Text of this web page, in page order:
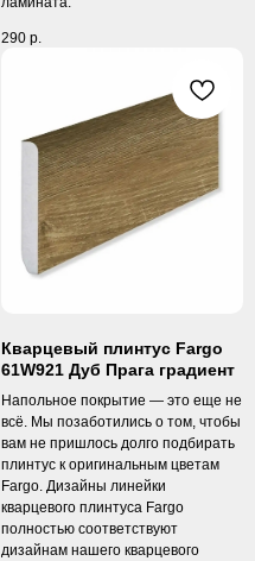
290 р.
Кварцевый плинтус Fargo
61W921 Дуб Прага градиент
Напольное покрытие — это еще не
всё. Мы позаботились о том, чтобы
вам не пришлось долго подбирать
плинтус к оригинальным цветам
Fargo. Дизайны линейки
кварцевого плинтуса Fargo
полностью соответствуют
дизайнам нашего кварцевого